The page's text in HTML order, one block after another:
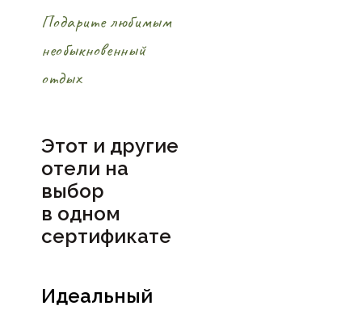
Подарите любимым
необыкновенный
отдых
Этот и другие
отели на
выбор
в одном
сертификате
Идеальный